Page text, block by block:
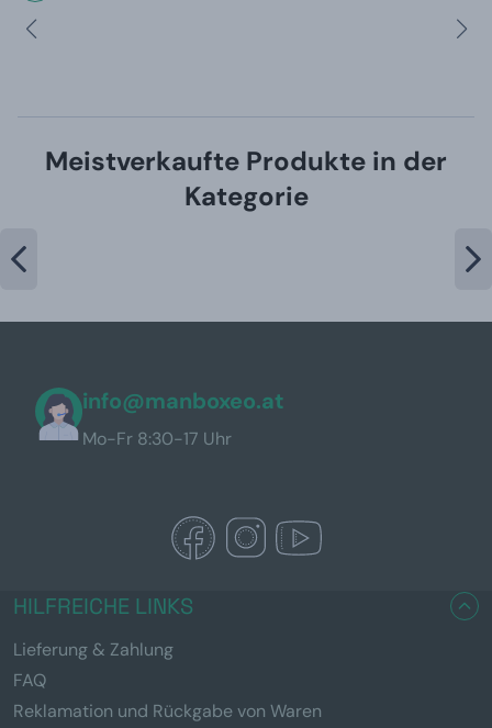
Meistverkaufte Produkte in der
Kategorie
info@manboxeo.at
Mo-Fr 8:30-17 Uhr
HILFREICHE LINKS
Lieferung & Zahlung
FAQ
Reklamation und Rückgabe von Waren